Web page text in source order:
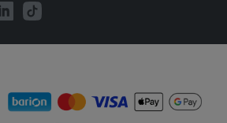
Egy plusz
örültünk volna